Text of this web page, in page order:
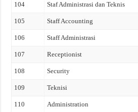
104 Staf Administrasi dan Teknis
105 Staff Accounting
106 Staff Administrasi
107 Receptionist
108 Security
109 Teknisi
110 Administration